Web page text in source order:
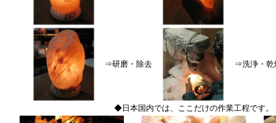
⇒研磨・除去 ⇒洗浄・乾
◆日本国内では、ここだけの作業工程です。